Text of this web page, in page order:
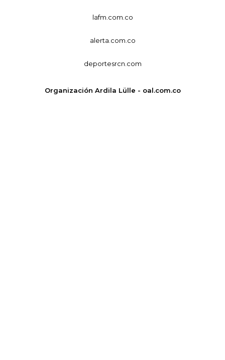
lafm.com.co
alerta.com.co
deportesrcn.com
Organización Ardila Lülle - oal.com.co